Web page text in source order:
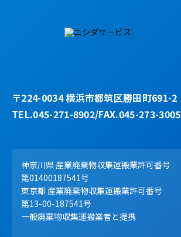
〒224-0034 横浜市都筑区勝田町691-2
TEL.045-271-8902/FAX.045-273-3005
神奈川県 産業廃棄物収集運搬業許可番号
第01400187541号
東京都 産業廃棄物収集運搬業許可番号
第13-00-187541号
一般廃棄物収集運搬業者と提携